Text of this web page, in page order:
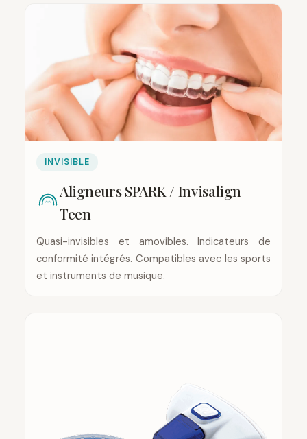
INVISIBLE
Aligneurs SPARK / Invisalign
Teen
Quasi-invisibles et amovibles. Indicateurs de
conformité intégrés. Compatibles avec les sports
et instruments de musique.